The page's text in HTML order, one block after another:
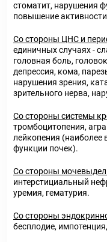
стоматит, нарушения
повышение
Со стороны ЦНС и
единичных случаях -
головная боль,
депрессия, кома,
нарушения зрения,
зрительного нерва,
Со стороны системы
тромбоцитопения,
лейкопения
функции почек).
Со стороны
интерстициальный
уремия, гематурия.
Со стороны
бесплодие,